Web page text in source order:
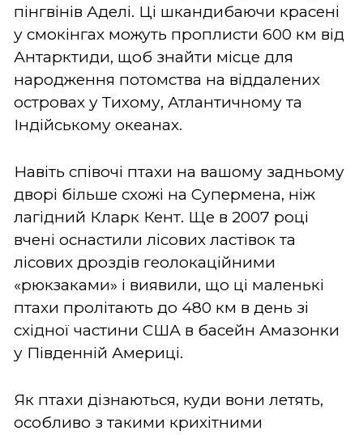
пінгвінів Аделі. Ці шкандибаючи красені
у смокінгах можуть проплисти 600 км від
Антарктиди, щоб знайти місце для
народження потомства на віддалених
островах у Тихому, Атлантичному та
Індійському океанах.
Навіть співочі птахи на вашому задньому
дворі більше схожі на Супермена, ніж
лагідний Кларк Кент. Ще в 2007 році
вчені оснастили лісових ластівок та
лісових дроздів геолокаційними
«рюкзаками» і виявили, що ці маленькі
птахи пролітають до 480 км в день зі
східної частини США в басейн Амазонки
у Південній Америці.
Як птахи дізнаються, куди вони летять,
особливо з такими крихітними